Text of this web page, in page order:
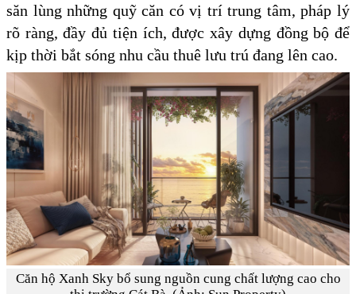
săn lùng những quỹ căn có vị trí trung tâm, pháp lý
rõ ràng, đầy đủ tiện ích, được xây dựng đồng bộ để
kịp thời bắt sóng nhu cầu thuê lưu trú đang lên cao.
Căn hộ Xanh Sky bổ sung nguồn cung chất lượng cao cho